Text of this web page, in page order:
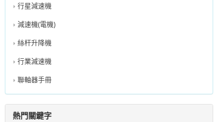
行星減速機
減速機(電機)
絲杆升降機
行業減速機
聯軸器手冊
熱門關鍵字